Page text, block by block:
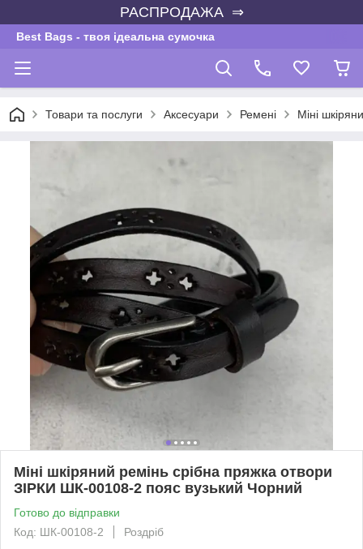
РАСПРОДАЖА ⇒
Best Bags - твоя ідеальна сумочка
Товари та послуги Аксесуари Ремені Міні
Міні шкіряний ремінь срібна пряжка отвори
ЗІРКИ ШК-00108-2 пояс вузький Чорний
Готово до відправки
Код: ШК-00108-2
Роздріб